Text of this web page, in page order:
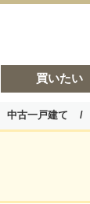
買いたい
中古一戸建て